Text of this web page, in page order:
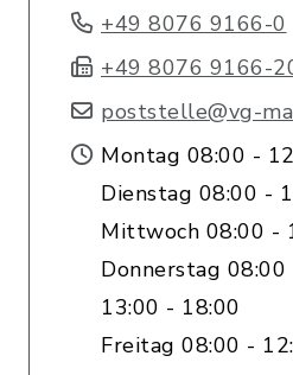
+49 8076 9166-0
+49 8076 9166-
poststelle@vg-
Montag 08:00 -
Dienstag 08:00 -
Mittwoch 08:00 -
Donnerstag
13:00 - 18:00
Freitag 08:00 -